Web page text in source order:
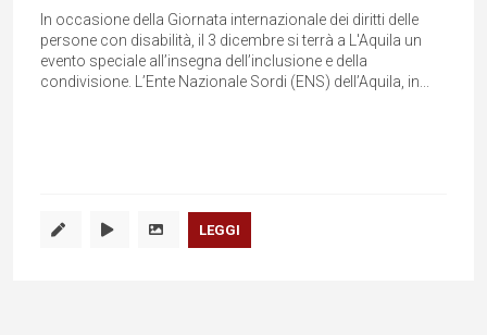
In occasione della Giornata internazionale dei diritti delle
persone con disabilità, il 3 dicembre si terrà a L'Aquila un
evento speciale all’insegna dell’inclusione e della
condivisione. L’Ente Nazionale Sordi (ENS) dell’Aquila, in...
LEGGI